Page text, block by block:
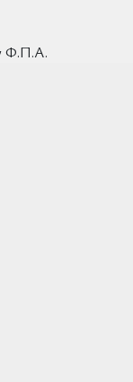
Φ.Π.Α.